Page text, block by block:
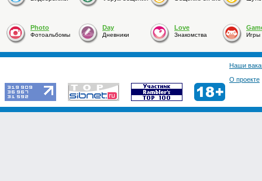
Photo
Фотоальбомы
Day
Дневники
Love
Знакомства Игры
Наши
О проекте